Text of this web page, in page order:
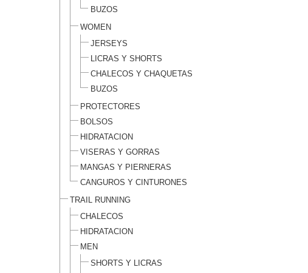
BUZOS
WOMEN
JERSEYS
LICRAS Y SHORTS
CHALECOS Y CHAQUETAS
BUZOS
PROTECTORES
BOLSOS
HIDRATACION
VISERAS Y GORRAS
MANGAS Y PIERNERAS
CANGUROS Y CINTURONES
TRAIL RUNNING
CHALECOS
HIDRATACION
MEN
SHORTS Y LICRAS